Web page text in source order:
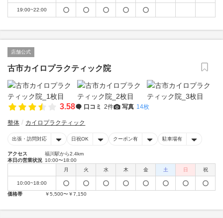
19:00~22:00
店舗公式
古市カイロプラクティック院
3.58 口コミ 2件 写真 14枚
整体 カイロプラクティック
出張・訪問対応 日祝OK クーポン有 駐車場有
アクセス
福川駅から2.4km
本日の営業状況 10:00〜18:00
月
火 水 木 金 土 日 祝
10:00~18:00
価格帯
￥5,500〜￥7,150